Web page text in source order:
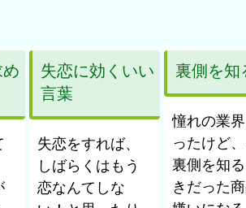
失恋に効くいい
言葉
失恋をすれば、
しばらくはもう
恋なんてしな
裏側を知
憧れの業
ったけど
裏側を知
きだった